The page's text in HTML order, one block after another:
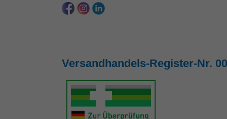
Versandhandels-Register-Nr.